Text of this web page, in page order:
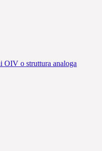
OIV o struttura analoga